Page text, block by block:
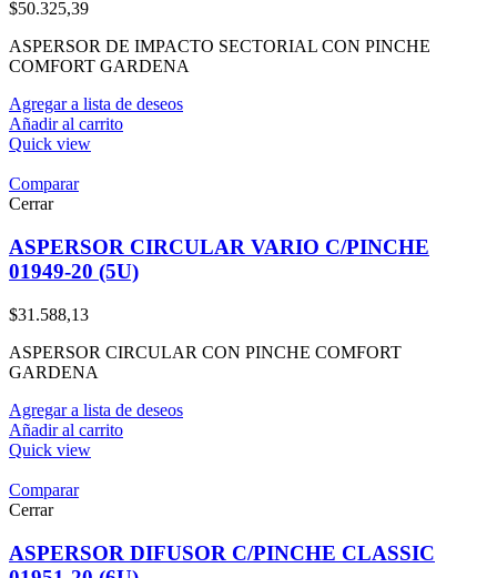
$50.325,39
ASPERSOR DE IMPACTO SECTORIAL CON PINCHE
COMFORT GARDENA
Agregar a lista de deseos
Añadir al carrito
Quick view
Comparar
Cerrar
ASPERSOR CIRCULAR VARIO C/PINCHE
01949-20 (5U)
$31.588,13
ASPERSOR CIRCULAR CON PINCHE COMFORT
GARDENA
Agregar a lista de deseos
Añadir al carrito
Quick view
Comparar
Cerrar
ASPERSOR DIFUSOR C/PINCHE CLASSIC